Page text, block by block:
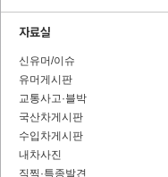
신유머/이슈
유머게시판
교통사고·블박
국산차게시판
수입차게시판
내차사진
직찍·특종발견